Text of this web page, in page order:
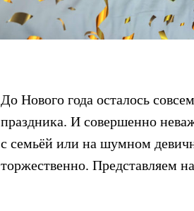
До Нового года осталось
праздника. И совершенно
с семьёй или на шумном
торжественно. Представляем